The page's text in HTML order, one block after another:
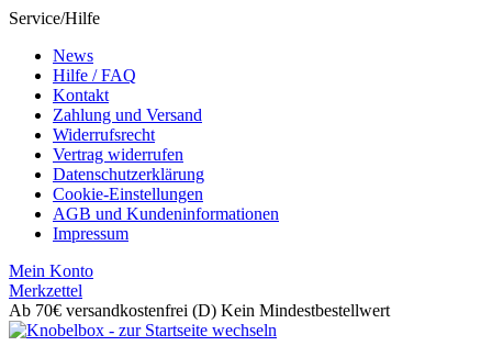
Service/Hilfe
News
Hilfe / FAQ
Kontakt
Zahlung und Versand
Widerrufsrecht
Vertrag widerrufen
Datenschutzerklärung
Cookie-Einstellungen
AGB und Kundeninformationen
Impressum
Mein Konto
Merkzettel
Ab 70€ versandkostenfrei (D) Kein Mindestbestellwert